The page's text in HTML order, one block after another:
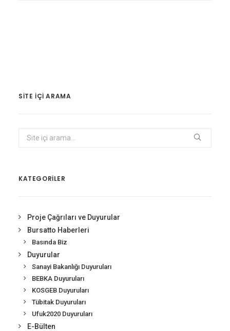
SITE IÇI ARAMA
KATEGORİLER
Proje Çağrıları ve Duyurular
Bursatto Haberleri
Basında Biz
Duyurular
Sanayi Bakanlığı Duyuruları
BEBKA Duyuruları
KOSGEB Duyuruları
Tübitak Duyuruları
Ufuk2020 Duyuruları
E-Bülten